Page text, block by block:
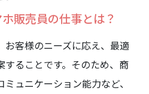
販売員の仕事とは？
お客様のニーズに応え、最適
することです。そのため、商
ュニケーション能力など、